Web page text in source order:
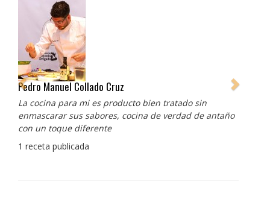
Pedro Manuel Collado Cruz
La cocina para mi es producto bien tratado sin
enmascarar sus sabores, cocina de verdad de antaño
con un toque diferente
1 receta publicada